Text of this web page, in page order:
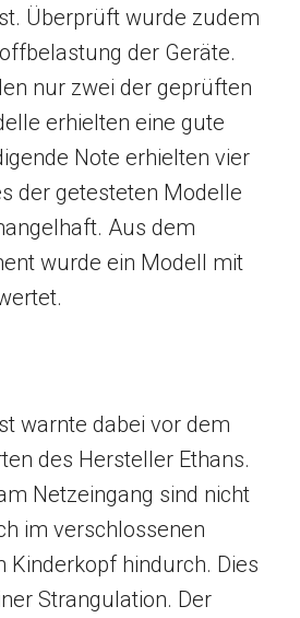
Überprüft wurde zudem
der Geräte.
nur zwei der geprüften
erhielten eine gute
Note erhielten vier
der getesteten Modelle
Aus dem
wurde ein Modell mit
warnte dabei vor dem
des Hersteller Ethans.
Netzeingang sind nicht
im verschlossenen
Kinderkopf hindurch. Dies
Strangulation. Der